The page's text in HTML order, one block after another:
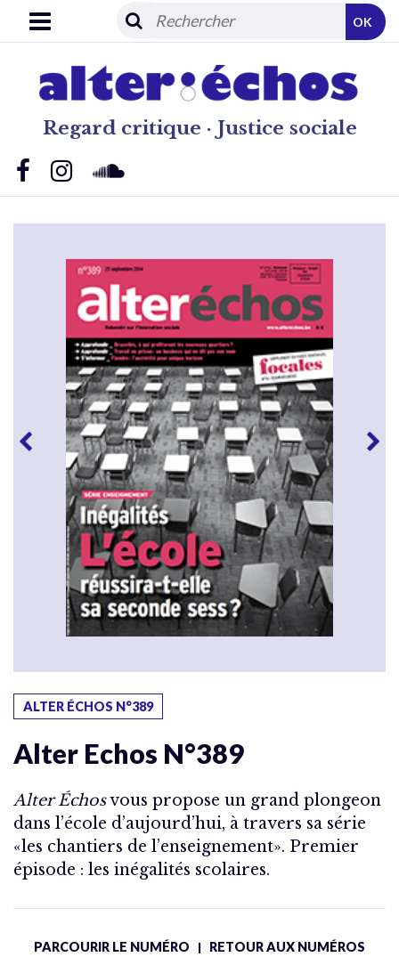
Regard critique · Justice sociale
OK
ALTER ÉCHOS N°389
Alter Echos N°389
Alter Échosvous propose un grand plongeon
dans l’école d’aujourd’hui, à travers sa série
«les chantiers de l’enseignement». Premier
épisode : les inégalités scolaires.
PARCOURIR LE NUMÉRO | RETOUR AUX NUMÉROS